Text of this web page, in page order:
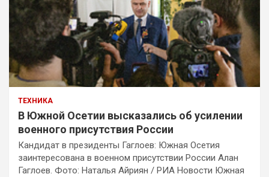
ТЕХНИКА
В Южной Осетии высказались об усилении
военного присутствия России
Кандидат в президенты Гаглоев: Южная Осетия
заинтересована в военном присутствии России Алан
Гаглоев. Фото: Наталья Айриян / РИА Новости Южная